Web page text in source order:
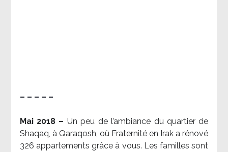
– – – – –
Mai 2018 – Un peu de l’ambiance du quartier de
Shaqaq, à Qaraqosh, où Fraternité en Irak a rénové
326 appartements grâce à vous. Les familles sont